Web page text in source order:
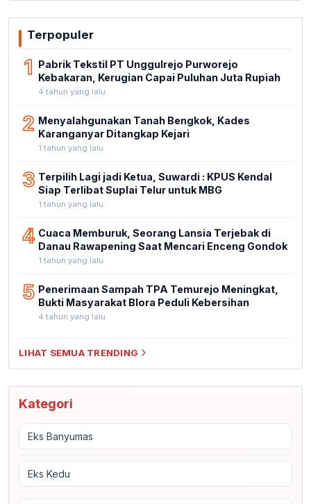
Terpopuler
1 Pabrik Tekstil PT Unggulrejo Purworejo
Kebakaran, Kerugian Capai Puluhan Juta Rupiah
4 tahun yang lalu
2 Menyalahgunakan Tanah Bengkok, Kades
Karanganyar Ditangkap Kejari
1 tahun yang lalu
3 Terpilih Lagi jadi Ketua, Suwardi : KPUS Kendal
Siap Terlibat Suplai Telur untuk MBG
1 tahun yang lalu
4 Cuaca Memburuk, Seorang Lansia Terjebak di
Danau Rawapening Saat Mencari Enceng Gondok
1 tahun yang lalu
5 Penerimaan Sampah TPA Temurejo Meningkat,
Bukti Masyarakat Blora Peduli Kebersihan
4 tahun yang lalu
LIHAT SEMUA TRENDING
Kategori
Eks Banyumas
Eks Kedu